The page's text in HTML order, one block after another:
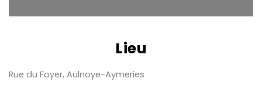
Lieu
Rue du Foyer, Aulnoye-Aymeries